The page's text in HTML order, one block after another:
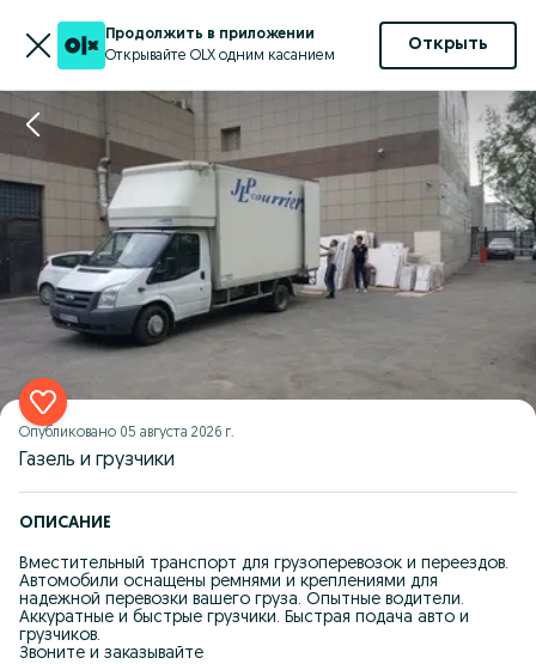
Продолжить в приложении
Открывайте OLX одним касанием
Открыть
Опубликовано 05 августа 2026 г.
Газель и грузчики
ОПИСАНИЕ
Вместительный транспорт для грузоперевозок и переездов.
Автомобили оснащены ремнями и креплениями для
надежной перевозки вашего груза. Опытные водители.
Аккуратные и быстрые грузчики. Быстрая подача авто и
грузчиков.
Звоните и заказывайте